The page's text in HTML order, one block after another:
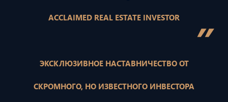
ACCLAIMED REAL ESTATE INVESTOR ”
ЭКСКЛЮЗИВНОЕ НАСТАВНИЧЕСТВО ОТ
СКРОМНОГО, НО ИЗВЕСТНОГО ИНВЕСТОРА